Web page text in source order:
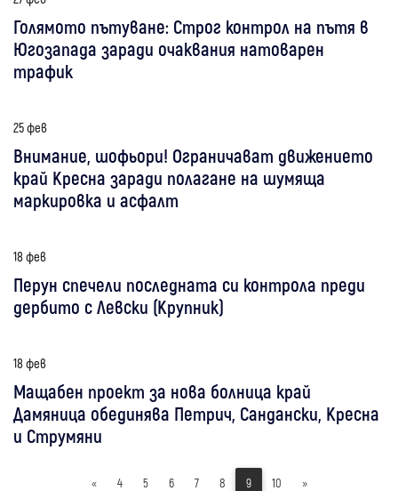
Голямото пътуване: Строг контрол на пътя в
Югозапада заради очаквания натоварен
трафик
25 фев
Внимание, шофьори! Ограничават движението
край Кресна заради полагане на шумяща
маркировка и асфалт
18 фев
Перун спечели последната си контрола преди
дербито с Левски (Крупник)
18 фев
Мащабен проект за нова болница край
Дамяница обединява Петрич, Сандански, Кресна
и Струмяни
« 4 5 6 7 8 9 10 »